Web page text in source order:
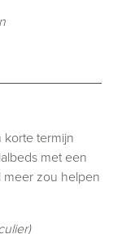
termijn
met een
meer zou helpen